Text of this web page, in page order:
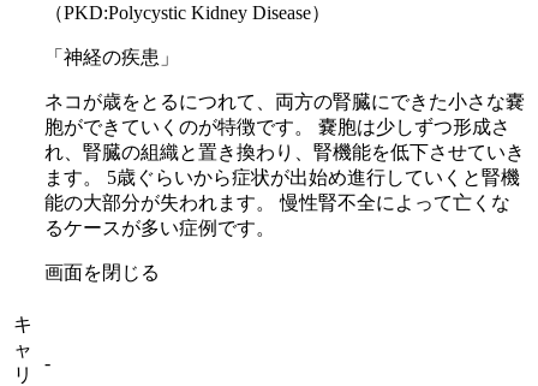
（PKD:Polycystic Kidney Disease）
「神経の疾患」
ネコが歳をとるにつれて、両方の腎臓にできた小さな嚢
胞ができていくのが特徴です。 嚢胞は少しずつ形成さ
れ、腎臓の組織と置き換わり、腎機能を低下させていき
ます。 5歳ぐらいから症状が出始め進行していくと腎機
能の大部分が失われます。 慢性腎不全によって亡くな
るケースが多い症例です。
画面を閉じる
キ
ャ
リ
-